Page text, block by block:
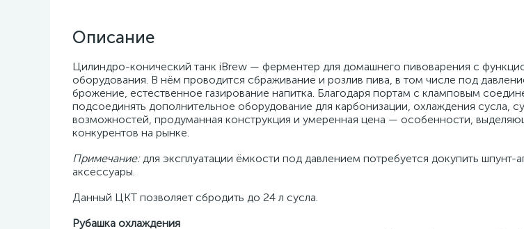
Описание
Цилиндро-конический танк iBrew — ферментер для домашнего пивоварения с
оборудования. В нём проводится сбраживание и розлив пива, в том числе под
брожение, естественное газирование напитка. Благодаря портам с кламповым
подсоединять дополнительное оборудование для карбонизации, охлаждения сусла,
возможностей, продуманная конструкция и умеренная цена — особенности,
конкурентов на рынке.
Примечание:для эксплуатации ёмкости под давлением потребуется докупить шпунт-
аксессуары.
Данный ЦКТ позволяет сбродить до 24 л сусла.
Рубашка охлаждения